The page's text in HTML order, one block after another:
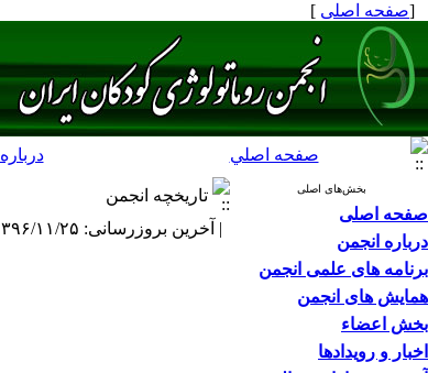
[صفحه اصلی ]
صفحه اصلي
بخش‌های اصلی
صفحه اصلی
درباره انجمن
برنامه های علمی انجمن
همایش های انجمن
بخش اعضاء
اخبار و رویدادها
تاریخچه انجمن
| آخرین بروزرسانی: ۱۳۹۶/۱۱/۲۵ |